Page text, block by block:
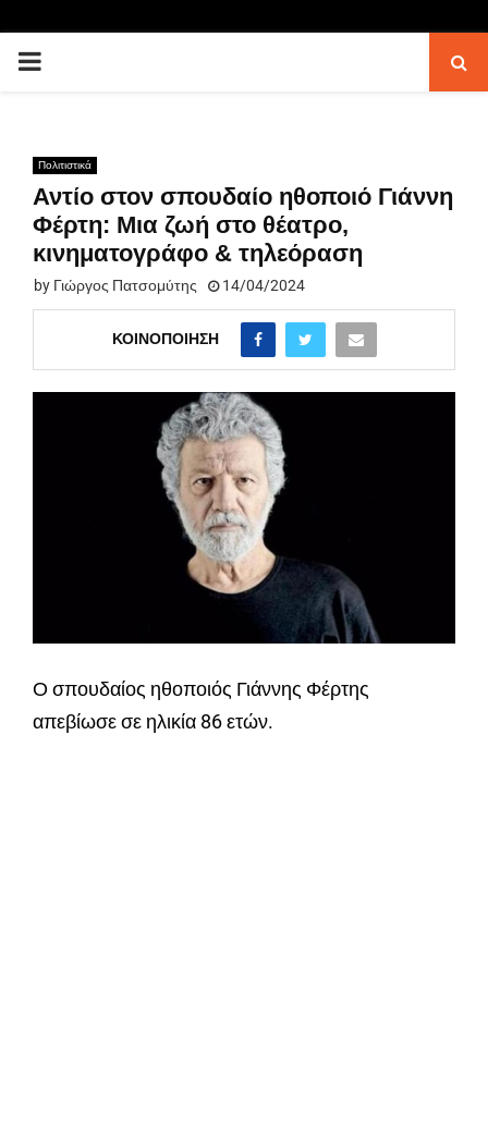
PRIMARY
Πολιτιστικά
Αντίο στον σπουδαίο ηθοποιό Γιάννη
Φέρτη: Μια ζωή στο θέατρο,
κινηματογράφο & τηλεόραση
by Γιώργος Πατσομύτης 14/04/2024
ΚΟΙΝΟΠΟΊΗΣΗ
Ο σπουδαίος ηθοποιός Γιάννης Φέρτης
απεβίωσε σε ηλικία 86 ετών.